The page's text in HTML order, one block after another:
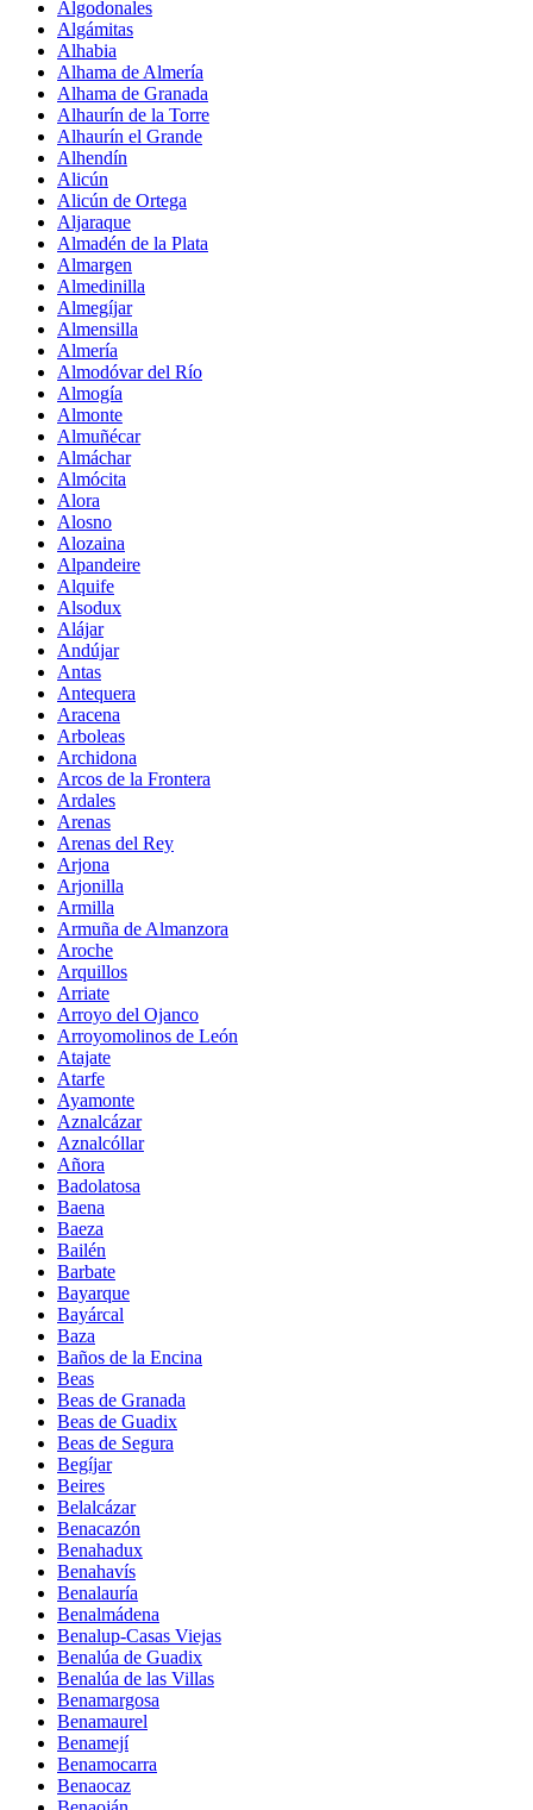
Algodonales
Algámitas
Alhabia
Alhama de Almería
Alhama de Granada
Alhaurín de la Torre
Alhaurín el Grande
Alhendín
Alicún
Alicún de Ortega
Aljaraque
Almadén de la Plata
Almargen
Almedinilla
Almegíjar
Almensilla
Almería
Almodóvar del Río
Almogía
Almonte
Almuñécar
Almáchar
Almócita
Alora
Alosno
Alozaina
Alpandeire
Alquife
Alsodux
Alájar
Andújar
Antas
Antequera
Aracena
Arboleas
Archidona
Arcos de la Frontera
Ardales
Arenas
Arenas del Rey
Arjona
Arjonilla
Armilla
Armuña de Almanzora
Aroche
Arquillos
Arriate
Arroyo del Ojanco
Arroyomolinos de León
Atajate
Atarfe
Ayamonte
Aznalcázar
Aznalcóllar
Añora
Badolatosa
Baena
Baeza
Bailén
Barbate
Bayarque
Bayárcal
Baza
Baños de la Encina
Beas
Beas de Granada
Beas de Guadix
Beas de Segura
Begíjar
Beires
Belalcázar
Benacazón
Benahadux
Benahavís
Benalauría
Benalmádena
Benalup-Casas Viejas
Benalúa de Guadix
Benalúa de las Villas
Benamargosa
Benamaurel
Benamejí
Benamocarra
Benaocaz